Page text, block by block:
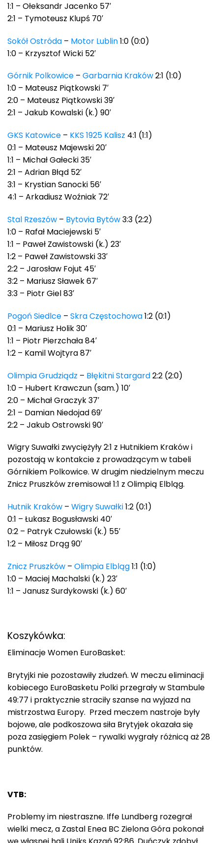
1:1 – Ołeksandr Jacenko 57′
2:1 – Tymoteusz Klupś 70′
Sokół Ostróda – Motor Lublin1:0 (0:0)
1:0 – Krzysztof Wicki 52′
Górnik Polkowice – Garbarnia Kraków2:1 (1:0)
1:0 – Mateusz Piątkowski 7′
2:0 – Mateusz Piątkowski 39′
2:1 – Jakub Kowalski (k.) 90′
GKS Katowice – KKS 1925 Kalisz 4:1 (1:1)
0:1 – Mateusz Majewski 20′
1:1 – Michał Gałecki 35′
2:1 – Adrian Błąd 52′
3:1 – Krystian Sanocki 56′
4:1 – Arkadiusz Woźniak 72′
Stal Rzeszów – Bytovia Bytów3:3 (2:2)
1:0 – Rafał Maciejewski 5′
1:1 – Paweł Zawistowski (k.) 23′
1:2 – Paweł Zawistowski 33′
2:2 – Jarosław Fojut 45′
3:2 – Mariusz Sławek 67′
3:3 – Piotr Giel 83′
Pogoń Siedlce – Skra Częstochowa1:2 (0:1)
0:1 – Mariusz Holik 30′
1:1 – Piotr Pierzchała 84′
1:2 – Kamil Wojtyra 87′
Olimpia Grudziądz – Błękitni Stargard2:2 (2:0)
1:0 – Hubert Krawczun (sam.) 10′
2:0 – Michał Graczyk 37′
2:1 – Damian Niedojad 69′
2:2 – Jakub Ostrowski 90′
Wigry Suwałki zwyciężyły 2:1 z Hutnikiem Kraków i
pozostają w kontakcie z prowadzącym w tabeli
Górnikiem Polkowice. W drugim niedzielnym meczu
Znicz Pruszków zremisował 1:1 z Olimpią Elbląg.
Hutnik Kraków – Wigry Suwałki1:2 (0:1)
0:1 – Łukasz Bogusławski 40′
0:2 – Patryk Czułowski (k.) 55′
1:2 – Miłosz Drąg 90′
Znicz Pruszków – Olimpia Elbląg1:1 (1:0)
1:0 – Maciej Machalski (k.) 23′
1:1 – Janusz Surdykowski (k.) 60′
Koszykówka:
Eliminacje Women EuroBasket:
Brytyjki nie pozostawiły złudzeń. W meczu eliminacji
kobiecego EuroBasketu Polki przegrały w Stambule
49:77 i praktycznie straciły szanse na wyjazd na
mistrzostwa Europy. Przed meczem nastroje były
bojowe, ale podkoszowa siła Brytyjek okazała się
poza zasięgiem Polek – rywalki wygrały różnicą aż 28
punktów.
VTB:
Problemy im niestraszne. Iffe Lundberg rozegrał
wielki mecz, a Zastal Enea BC Zielona Góra pokonał